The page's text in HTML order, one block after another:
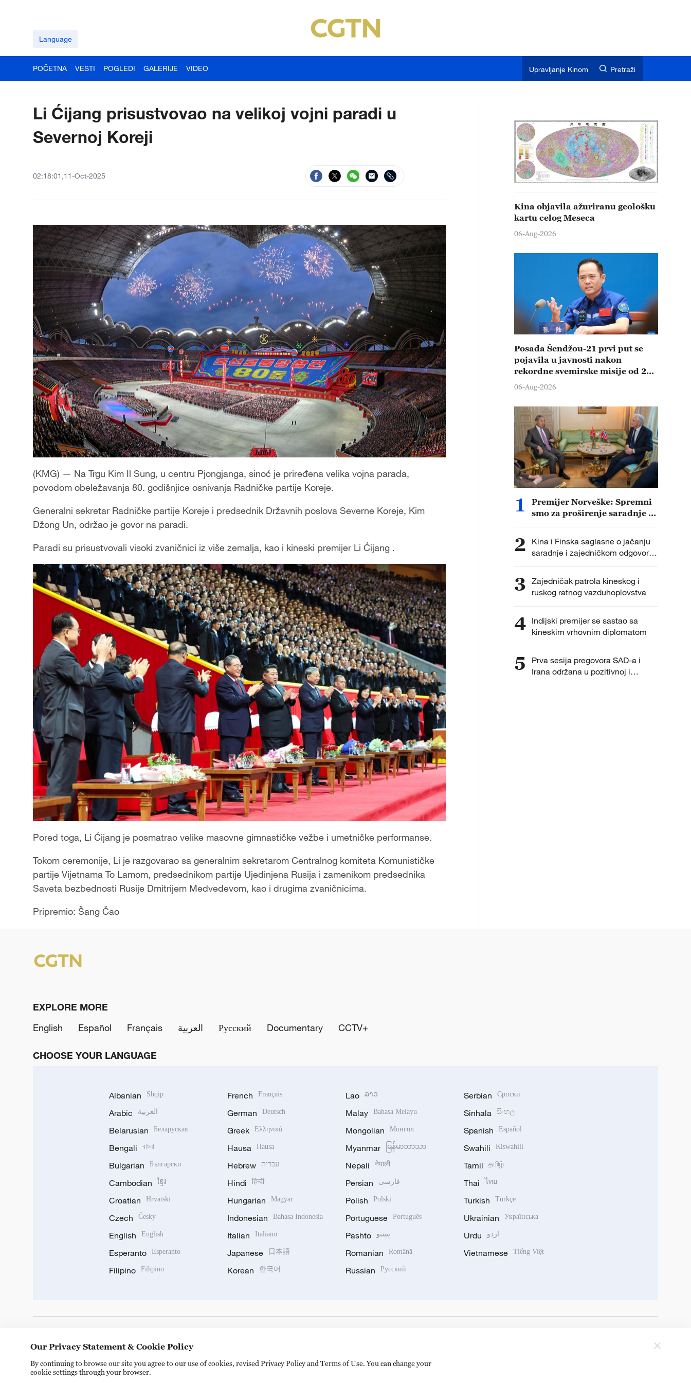
Language
POČETNA VESTI POGLEDI GALERIJE VIDEO Upravljanje Kinom Pretraži
Li Ćijang prisustvovao na velikoj vojni paradi u
Severnoj Koreji
02:18:01,11-Oct-2025
(KMG) — Na Trgu Kim Il Sung, u centru Pjongjanga, sinoć je priređena velika vojna parada,
povodom obeležavanja 80. godišnjice osnivanja Radničke partije Koreje.
Generalni sekretar Radničke partije Koreje i predsednik Državnih poslova Severne Koreje, Kim
Džong Un, održao je govor na paradi.
Paradi su prisustvovali visoki zvaničnici iz više zemalja, kao i kineski premijer Li Ćijang .
Pored toga, Li Ćijang je posmatrao velike masovne gimnastičke vežbe i umetničke performanse.
Tokom ceremonije, Li je razgovarao sa generalnim sekretarom Centralnog komiteta Komunističke
partije Vijetnama To Lamom, predsednikom partije Ujedinjena Rusija i zamenikom predsednika
Saveta bezbednosti Rusije Dmitrijem Medvedevom, kao i drugima zvaničnicima.
Pripremio: Šang Čao
Kina objavila ažuriranu geološku
kartu celog Meseca
06-Aug-2026
Posada Šendžou-21 prvi put se
pojavila u javnosti nakon
rekordne svemirske misije od 210
dana
06-Aug-2026
1
Premijer Norveške: Spremni
smo za proširenje saradnje sa
2
Kina i Finska saglasne o jačanju
saradnje i zajedničkom odgovoru
na globalne izazove
3 Zajedničak patrola kineskog i
ruskog ratnog vazduhoplovstva
4 Indijski premijer se sastao sa
kineskim vrhovnim diplomatom
5
Prva sesija pregovora SAD-a i
Irana održana u pozitivnoj i
EXPLORE MORE
English
Español Français العربية Русский Documentary CCTV+
CHOOSE YOUR LANGUAGE
Albanian Shqip
Arabic العربية
Belarusian Беларуская
Bengali বাংলা
Bulgarian Български
Cambodian ខ្មែរ
Croatian Hrvatski
Czech Český
English English
Esperanto Esperanto
Filipino Filipino
French Français
German Deutsch
Greek Ελληνικά
Hausa Hausa
Hebrew עברית
Hindi हिन्दी
Hungarian Magyar
Indonesian Bahasa Indonesia
Italian Italiano
Japanese 日本語
Korean 한국어
Lao ລາວ
Malay Bahasa Melayu
Mongolian Монгол
Myanmar မြန်မာဘာသာ
Nepali नेपाली
Persian فارسی
Polish Polski
Portuguese Português
Pashto پښتو
Romanian Română
Russian Русский
Serbian Српски
Sinhala සිංහල
Spanish Español
Swahili Kiswahili
Tamil தமிழ்
Thai ไทย
Turkish Türkçe
Ukrainian Українська
Urdu اردو
Vietnamese Tiếng Việt
Our Privacy Statement & Cookie Policy
By continuing to browse our site you agree to our use of cookies, revised Privacy Policy and Terms of Use. You can change your
cookie settings through your browser.